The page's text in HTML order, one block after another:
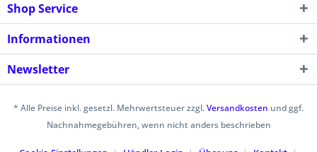
Shop Service
Informationen
Newsletter
* Alle Preise inkl. gesetzl. Mehrwertsteuer zzgl.Versandkosten und ggf.
Nachnahmegebühren, wenn nicht anders beschrieben